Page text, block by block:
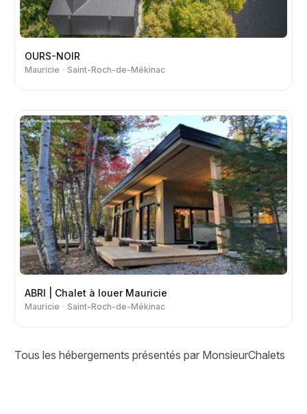
OURS-NOIR
Mauricie Saint-Roch-de-Mékinac
ABRI | Chalet à louer Mauricie
Mauricie Saint-Roch-de-Mékinac
Tous les hébergements présentés par MonsieurChalets